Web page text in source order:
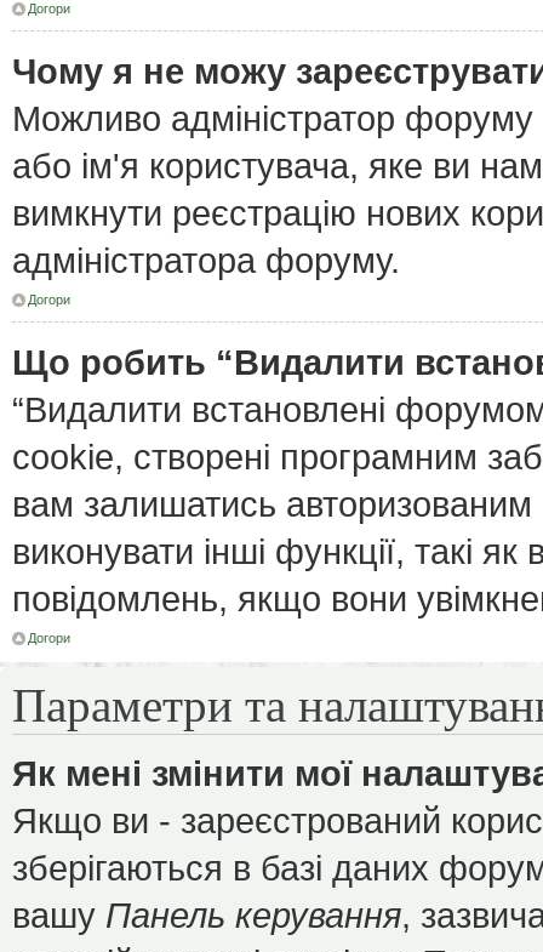
Догори
Чому я не можу
Можливо адміністратор
або ім'я користувача, яке ви
вимкнути реєстрацію нових
адміністратора форуму.
Догори
Що робить “Видалити
“Видалити встановлені
cookie, створені програмним
вам залишатись
виконувати інші функції, такі
повідомлень, якщо вони
Догори
Параметри та
Як мені змінити мої
Якщо ви - зареєстрований
зберігаються в базі даних
вашу Панель керування,